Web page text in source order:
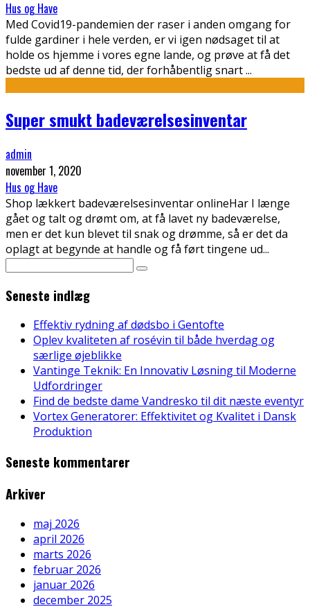
Hus og Have
Med Covid19-pandemien der raser i anden omgang for
fulde gardiner i hele verden, er vi igen nødsaget til at
holde os hjemme i vores egne lande, og prøve at få det
bedste ud af denne tid, der forhåbentlig snart...
Super smukt badeværelsesinventar
admin
november 1, 2020
Hus og Have
Shop lækkert badeværelsesinventar onlineHar I længe
gået og talt og drømt om, at få lavet ny badeværelse,
men er det kun blevet til snak og drømme, så er det da
oplagt at begynde at handle og få ført tingene ud...
Seneste indlæg
Effektiv rydning af dødsbo i Gentofte
Oplev kvaliteten af rosévin til både hverdag og
særlige øjeblikke
Vantinge Teknik: En Innovativ Løsning til Moderne
Udfordringer
Find de bedste dame Vandresko til dit næste eventyr
Vortex Generatorer: Effektivitet og Kvalitet i Dansk
Produktion
Seneste kommentarer
Arkiver
maj 2026
april 2026
marts 2026
februar 2026
januar 2026
december 2025